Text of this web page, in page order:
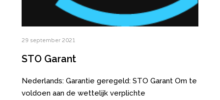
29 september 2021
STO Garant
Nederlands: Garantie geregeld: STO Garant Om te
voldoen aan de wettelijk verplichte